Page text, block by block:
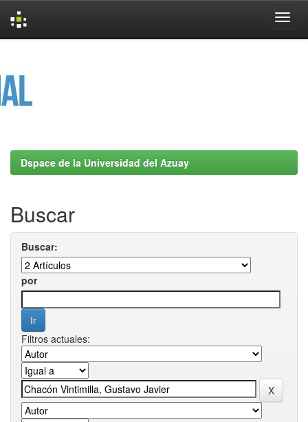
Dspace de la Universidad del Azuay
Buscar
Buscar:
por
Filtros actuales: